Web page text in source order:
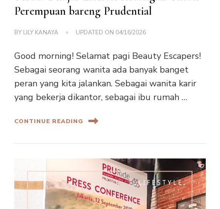
Perempuan bareng Prudential
BY LILY KANAYA UPDATED ON 04/16/2026
Good morning! Selamat pagi Beauty Escapers!
Sebagai seorang wanita ada banyak banget
peran yang kita jalankan. Sebagai wanita karir
yang bekerja dikantor, sebagai ibu rumah …
CONTINUE READING